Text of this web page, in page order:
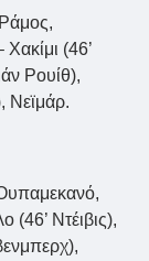
Χακίμι (46’
Ρουίθ),
Νεϊμάρ.
(46’ Ντέιβις),